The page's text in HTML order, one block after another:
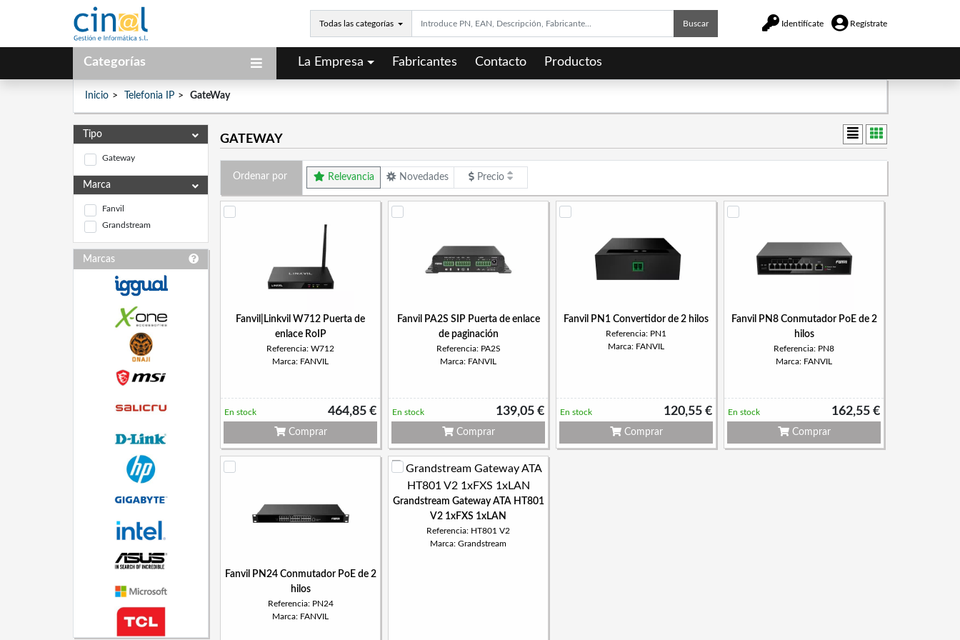
Todas las categorías Buscar Identifícate Regístrate
Categorías La Empresa Fabricantes Contacto Productos
Inicio Telefonia IP GateWay
Tipo
Gateway
Marca
Fanvil
Grandstream
Marcas
GATEWAY
Ordenar por Relevancia Novedades Precio
Fanvil|Linkvil W712 Puerta de
enlace RoIP
Referencia: W712
Marca: FANVIL
464,85 €
En stock
Comprar
Fanvil PA2S SIP Puerta de enlace
de paginación
Referencia: PA2S
Marca: FANVIL
139,05 €
En stock
Comprar
Fanvil PN1 Convertidor de 2 hilos
Referencia: PN1
Marca: FANVIL
120,55 €
En stock
Comprar
Fanvil PN8 Conmutador PoE de 2
hilos
Referencia: PN8
Marca: FANVIL
162,55 €
En stock
Comprar
Fanvil PN24 Conmutador PoE de 2
hilos
Referencia: PN24
Marca: FANVIL
Grandstream Gateway ATA HT801
V2 1xFXS 1xLAN
Referencia: HT801 V2
Marca: Grandstream